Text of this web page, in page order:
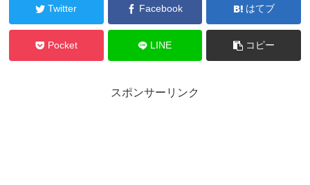
Twitter Facebook はてブ
Pocket LINE コピー
スポンサーリンク